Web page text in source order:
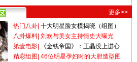
更多>>
热门八卦 十大明星脸女模揭晓（组图）
八卦爆料 刘欢与美女主持情史大曝光
第壹电影
《金钱帝国》：王晶没上进心
精彩组图 46位明星孕妇时的大胆造型图